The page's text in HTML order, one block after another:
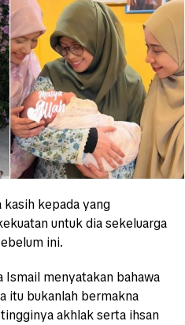
kepada yang
untuk dia sekeluarga
ini.
menyatakan bahawa
itu bukanlah bermakna
akhlak serta ihsan